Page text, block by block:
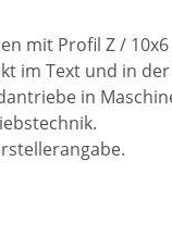
mit Profil Z /
im Text und in
in